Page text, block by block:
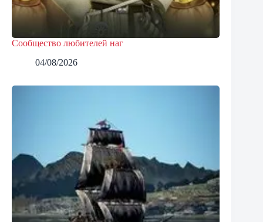
Сообщество любителей наг
04/08/2026